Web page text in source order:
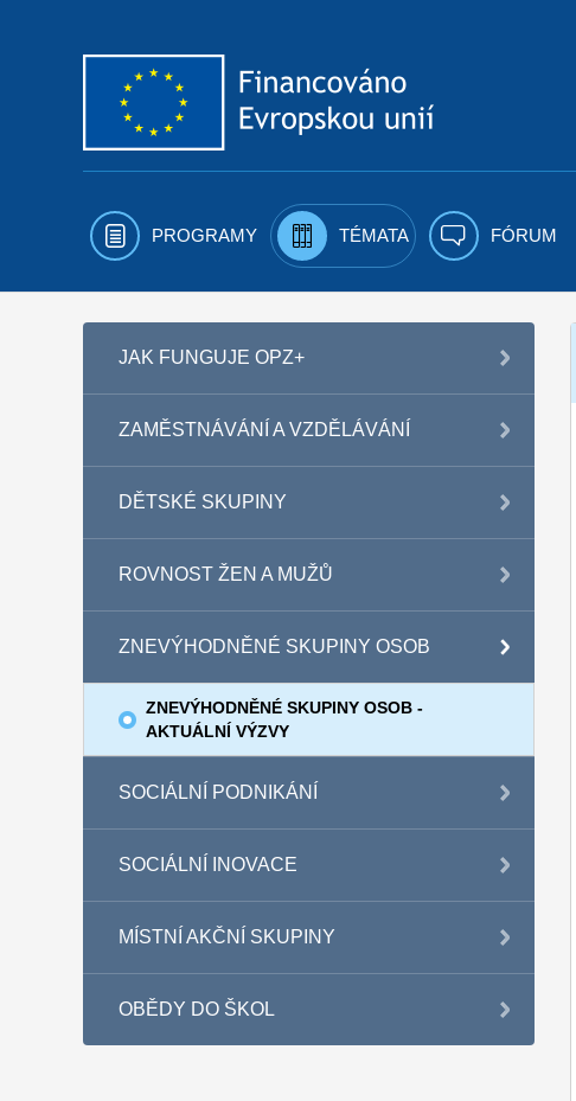
PROGRAMY TÉMATA FÓRUM
JAK FUNGUJE OPZ+
ZAMĚSTNÁVÁNÍ A VZDĚLÁVÁNÍ
DĚTSKÉ SKUPINY
ROVNOST ŽEN A MUŽŮ
ZNEVÝHODNĚNÉ SKUPINY OSOB
ZNEVÝHODNĚNÉ SKUPINY OSOB -
AKTUÁLNÍ VÝZVY
SOCIÁLNÍ PODNIKÁNÍ
SOCIÁLNÍ INOVACE
MÍSTNÍ AKČNÍ SKUPINY
OBĚDY DO ŠKOL